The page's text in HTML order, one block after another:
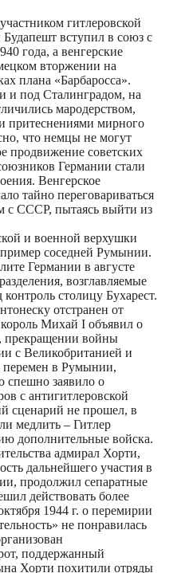
гитлеровской
вступил в союз с
года, а венгерские
вторжении на
плана «Барбаросса».
и под Сталинградом, на
мародерством,
притеснениями мирного
что немцы не могут
продвижение советских
Германии стали
Венгерское
тайно переговариваться
с СССР, пытаясь выйти из
и военной верхушки
соседней Румынии.
Германии в августе
возглавляемые
столицу Бухарест.
отстранен от
Михай I объявил о
прекращении войны
с Великобританией и
в Румынии,
спешно заявило о
с антигитлеровской
сценарий не прошел, в
медлить – Гитлер
дополнительные войска.
адмирал Хорти,
дальнейшего участия в
продолжил сепаратные
действовать более
1944 г. о перемирии
не понравилась
поддержанный
Хорти похитили отряды